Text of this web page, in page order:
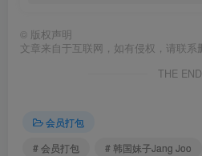
© 版权声明
文章来自于互联网，如有侵权，请联系
THE END
会员打包
# 会员打包
# 韩国妹子Jang Joo